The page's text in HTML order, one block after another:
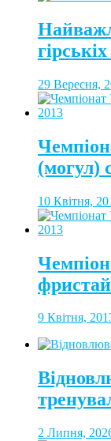
29 Вересня,
(могул)
10 Квітня,
9 Квітня,
2 Липня,